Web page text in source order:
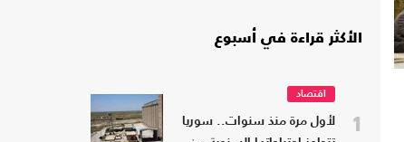
الأكثر قراءة في أسبوع
1
اقتصاد
لأول مرة منذ سنوات.. سوريا